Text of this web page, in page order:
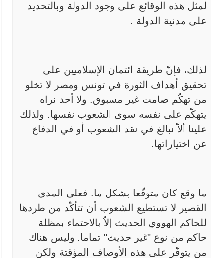
لمثل هذه الوقائع على وجود الدولة وبالتحديد
على مدنية الدولة .
لذلك، فإنّ طريقة ائتمان الإسلاميين على
تحقيق أهداف الثورة في تونس ومصر لا تخلو
من تهكّم صامت غير مسبوق. ولا أحد نراه
يتهكّم على نفسه سوى الشعوب نفسها. ولذلك
علينا ألاّ نبالغ في نقد الشعوب أو في الدفاع
عن
اختياراتها.
ما وقع كان متوقّعا بشكل ما. فعلى المدى
القصير لا تستطيع
الشعوب أن تتأكّد من طردها
للحاكم الهووي الحديث إلاّ بالاحتماء بمظلة
حاكم من نوع "غير حديث" تماما. وليس هناك
من يتوفّر على هذه الأوصاف المؤقتة ولكن